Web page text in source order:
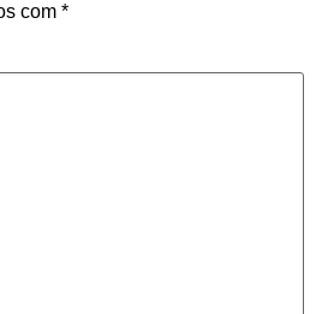
com *